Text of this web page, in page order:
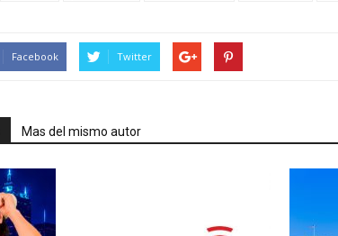
Facebook Twitter
Mas del mismo autor